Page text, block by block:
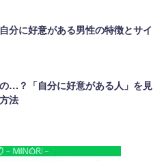
分に好意がある男性の特徴とサイ
…？「自分に好意がある人」を見
法